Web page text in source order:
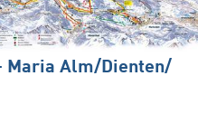
Maria Alm/​Dienten/​